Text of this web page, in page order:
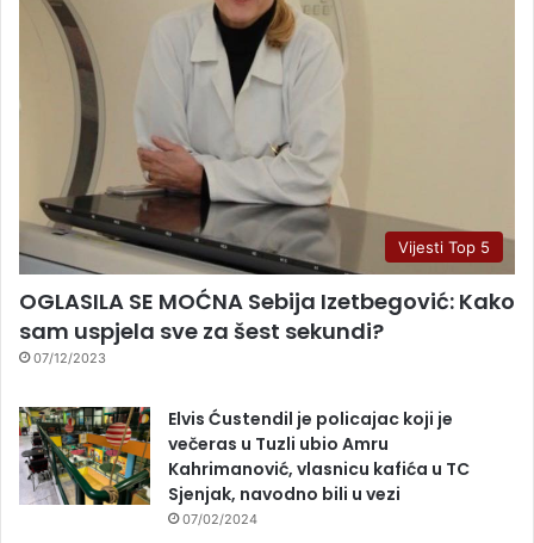
Vijesti Top 5
OGLASILA SE MOĆNA Sebija Izetbegović: Kako
sam uspjela sve za šest sekundi?
07/12/2023
Elvis Ćustendil je policajac koji je
večeras u Tuzli ubio Amru
Kahrimanović, vlasnicu kafića u TC
Sjenjak, navodno bili u vezi
07/02/2024